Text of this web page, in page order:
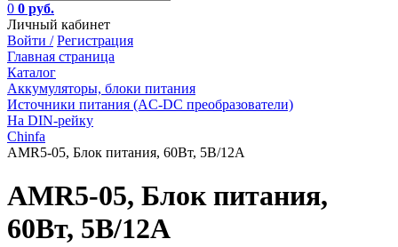
0 0 руб.
Личный кабинет
Войти / Регистрация
Главная страница
Каталог
Аккумуляторы, блоки питания
Источники питания (AC-DC преобразователи)
На DIN-рейку
Chinfa
AMR5-05, Блок питания, 60Вт, 5В/12А
AMR5-05, Блок питания,
60Вт, 5В/12А